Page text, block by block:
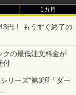
クティブ・ジャパ
』BEST PRICE
2K26 レンカ]
スタァライト」2
Desert”【Blu-r
組 ]
火鼠【Blu-ray】
1カ月
円！ もうすぐ終了の
が67%オフで990円
クの最低注文料金が
付
リーズ”第3弾「ダー